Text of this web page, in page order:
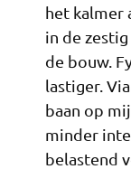
het kalmer
in de
de bouw.
lastiger.
baan op
minder
belastend